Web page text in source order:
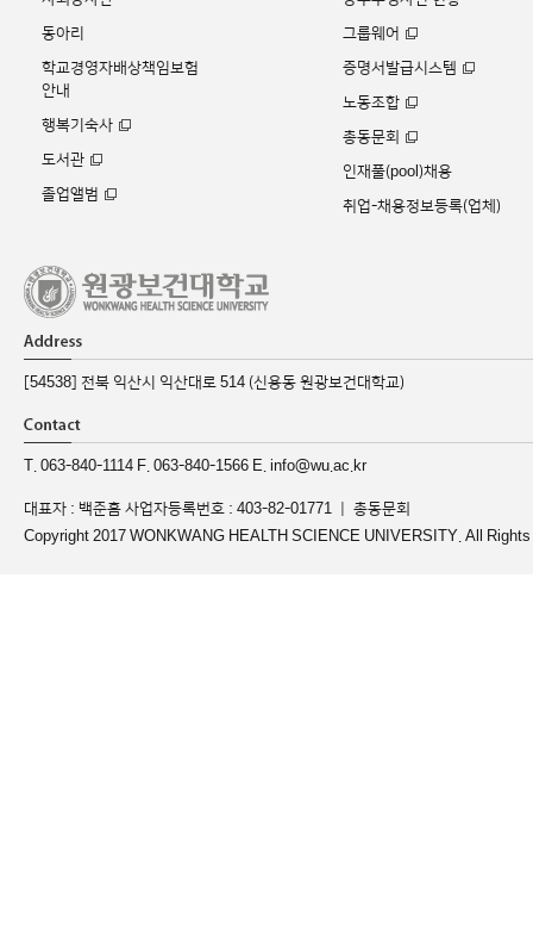
동아리
학교경영자배상책임보험
안내
행복기숙사
도서관
졸업앨범
그룹웨어
증명서발급시스템
노동조합
총동문회
인재풀(pool)채용
취업-채용정보등록(업체)
[54538] 전북 익산시 익산대로 514 (신용동 원광보건대학교)
T. 063-840-1114 F. 063-840-1566 E. info@wu.ac.kr
대표자 : 백준흠 사업자등록번호 : 403-82-01771 ｜ 총동문회
Copyright 2017 WONKWANG HEALTH SCIENCE UNIVERSITY. All